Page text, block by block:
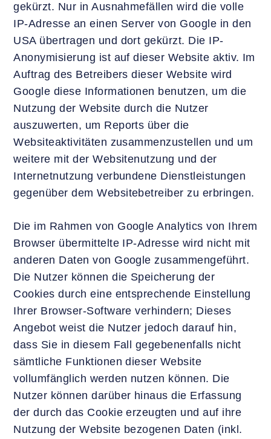
gekürzt. Nur in Ausnahmefällen wird die volle
IP-Adresse an einen Server von Google in den
USA übertragen und dort gekürzt. Die IP-
Anonymisierung ist auf dieser Website aktiv. Im
Auftrag des Betreibers dieser Website wird
Google diese Informationen benutzen, um die
Nutzung der Website durch die Nutzer
auszuwerten, um Reports über die
Websiteaktivitäten zusammenzustellen und um
weitere mit der Websitenutzung und der
Internetnutzung verbundene Dienstleistungen
gegenüber dem Websitebetreiber zu erbringen.
Die im Rahmen von Google Analytics von Ihrem
Browser übermittelte IP-Adresse wird nicht mit
anderen Daten von Google zusammengeführt.
Die Nutzer können die Speicherung der
Cookies durch eine entsprechende Einstellung
Ihrer Browser-Software verhindern; Dieses
Angebot weist die Nutzer jedoch darauf hin,
dass Sie in diesem Fall gegebenenfalls nicht
sämtliche Funktionen dieser Website
vollumfänglich werden nutzen können. Die
Nutzer können darüber hinaus die Erfassung
der durch das Cookie erzeugten und auf ihre
Nutzung der Website bezogenen Daten (inkl.